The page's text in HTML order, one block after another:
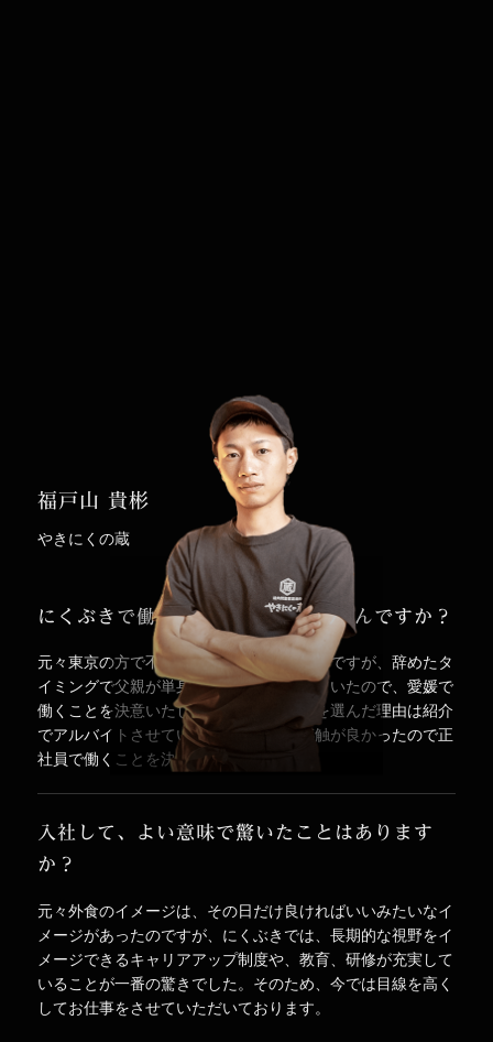
福戸山 貴彬
やきにくの蔵
にくぶきで働く事になった要因はなんですか？
元々東京の方で不動産の営業をしていたのですが、辞めたタ
イミングで父親が単身赴任で愛媛に行っていたので、愛媛で
働くことを決意いたしました。にくぶきを選んだ理由は紹介
でアルバイトさせていただき、とても感触が良かったので正
社員で働くことを決意いたしました。
入社して、よい意味で驚いたことはあります
か？
元々外食のイメージは、その日だけ良ければいいみたいなイ
メージがあったのですが、にくぶきでは、長期的な視野をイ
メージできるキャリアアップ制度や、教育、研修が充実して
いることが一番の驚きでした。そのため、今では目線を高く
してお仕事をさせていただいております。